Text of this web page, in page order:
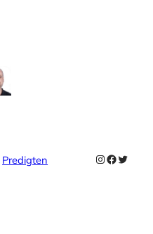
Predigten Instagram